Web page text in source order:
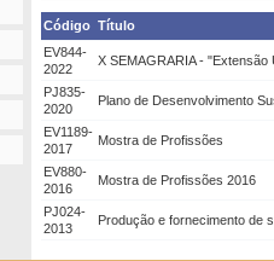
Código Título
EV844-
2022
X SEMAGRARIA -
PJ835-
2020
Plano de Desenvolvimento
EV1189-
2017
Mostra de Profissões
EV880-
2016
Mostra de Profissões 2016
PJ024-
2013
Produção e fornecimento de